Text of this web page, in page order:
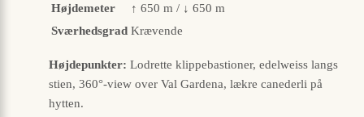
Højdemeter
↑ 650 m / ↓ 650 m
Sværhedsgrad Krævende
Højdepunkter: Lodrette klippebastioner, edelweiss langs
stien, 360°-view over Val Gardena, lækre canederli på
hytten.